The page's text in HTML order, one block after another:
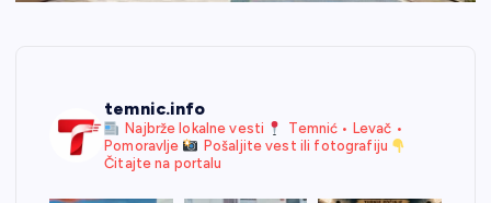
temnic.info
Najbrže lokalne vesti
Temnić • Levač •
Pomoravlje
Pošaljite vest ili fotografiju
Čitajte na portalu